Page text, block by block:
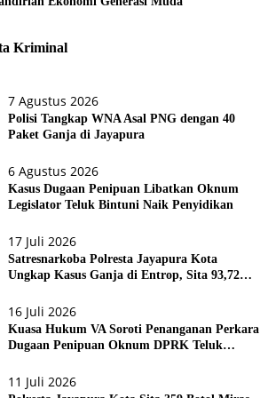
Kriminal
7 Agustus 2026
Polisi Tangkap WNA Asal PNG dengan 40
Paket Ganja di Jayapura
6 Agustus 2026
Kasus Dugaan Penipuan Libatkan Oknum
Legislator Teluk Bintuni Naik Penyidikan
17 Juli 2026
Satresnarkoba Polresta Jayapura Kota
Ungkap Kasus Ganja di Entrop, Sita 93,72
16 Juli 2026
Kuasa Hukum VA Soroti Penanganan Perkara
Dugaan Penipuan Oknum DPRK Teluk
11 Juli 2026